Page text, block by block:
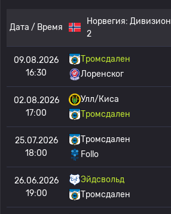
Дата / Время
Норвегия: Дивизион
2
09.08.2026
16:30
Тромсдален
Лоренског
02.08.2026
17:00
Улл/Киса
Тромсдален
25.07.2026
18:00
Тромсдален
Follo
26.06.2026
19:00
Эйдсвольд
Тромсдален